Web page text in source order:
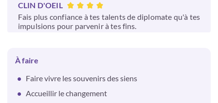
CLIN D'OEIL
Fais plus confiance à tes talents de diplomate qu'à tes
impulsions pour parvenir à tes fins.
À faire
Faire vivre les souvenirs des siens
Accueillir le changement